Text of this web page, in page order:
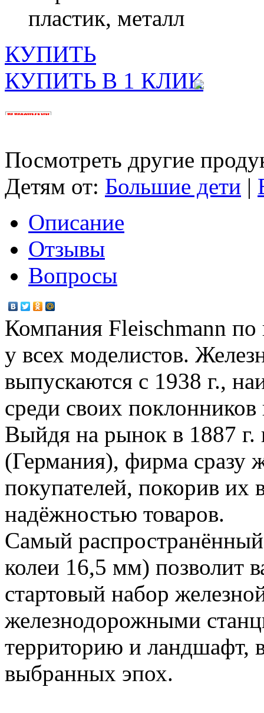
пластик, металл
КУПИТЬ
КУПИТЬ В 1 КЛИК
Посмотреть другие
Детям от: Большие дети |
Описание
Отзывы
Вопросы
Компания Fleischmann по
у всех моделистов.
выпускаются с 1938 г.,
среди своих
Выйдя на рынок в 1887 г.
(Германия), фирма сразу
покупателей, покорив их
надёжностью товаров.
Самый
колеи 16,5 мм) позволит
стартовый набор
железнодорожными
территорию и ландшафт,
выбранных эпох.